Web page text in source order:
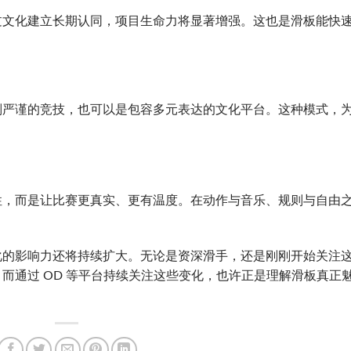
化建立长期认同，项目生命力将显著增强。这也是滑板能快
谨的竞技，也可以是包容多元表达的文化平台。这种模式，
而是让比赛更真实、更有温度。在动作与音乐、规则与自由
影响力还将持续扩大。无论是资深滑手，还是刚刚开始关注
通过 OD 等平台持续关注这些变化，也许正是理解滑板真正